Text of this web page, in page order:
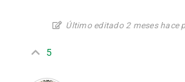
Último editado 2 meses hace
5